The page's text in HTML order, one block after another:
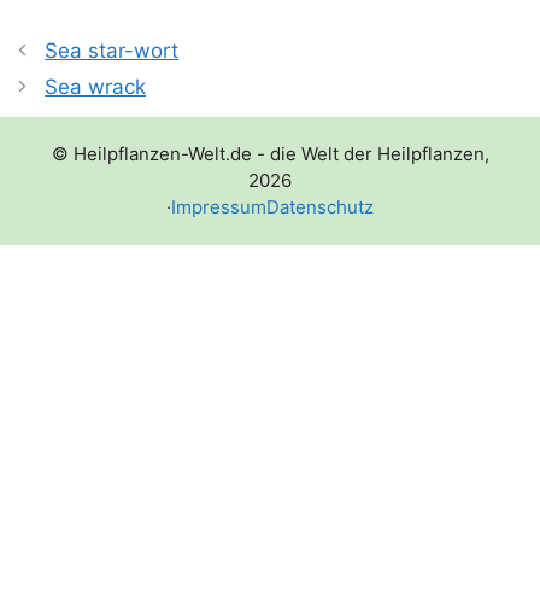
Sea star-wort
Sea wrack
© Heilpflanzen-Welt.de - die Welt der Heilpflanzen,
2026
·ImpressumDatenschutz